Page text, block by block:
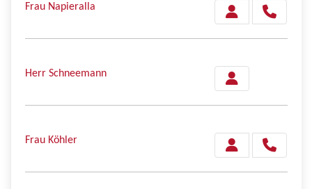
Frau Napieralla
Herr Schneemann
Frau Köhler